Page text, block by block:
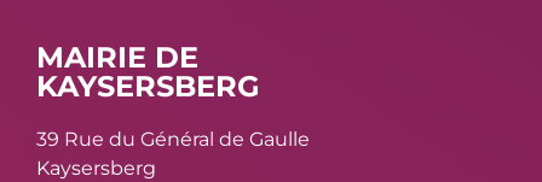
MAIRIE DE
KAYSERSBERG
39 Rue du Général de Gaulle
Kaysersberg